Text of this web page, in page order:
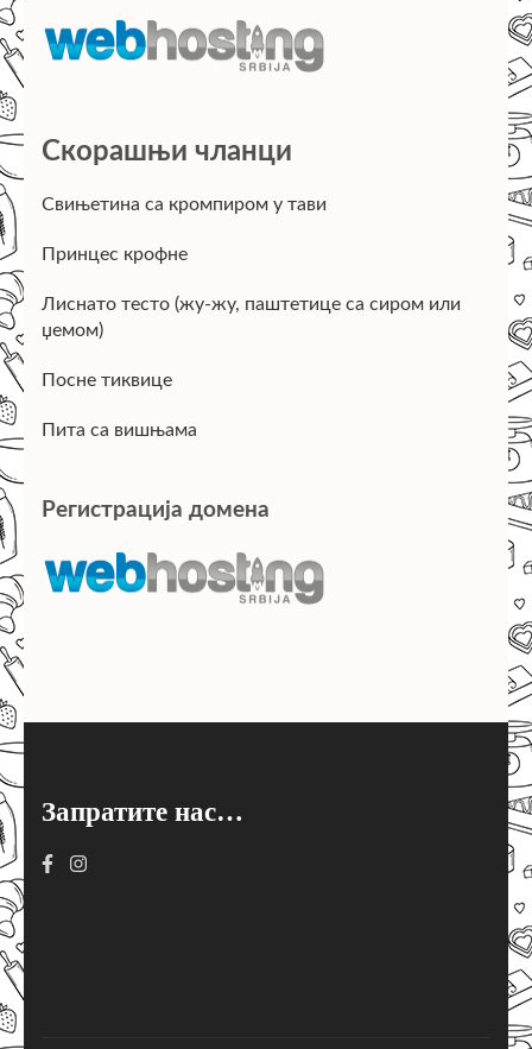
Скорашњи чланци
Свињетина са кромпиром у тави
Принцес крофне
Лиснато тесто (жу-жу, паштетице са сиром или
џемом)
Посне тиквице
Пита са вишњама
Регистрација домена
Запратите нас…